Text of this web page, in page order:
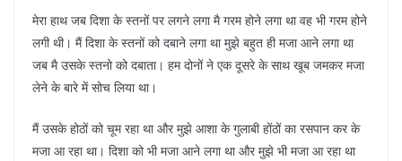
मेरा हाथ जब दिशा के स्तनों पर लगने लगा मै गरम होने लगा था वह भी गरम होने
लगी थी। मैं दिशा के स्तनों को दबाने लगा था मुझे बहुत ही मजा आने लगा था
जब मै उसके स्तनो को दबाता। हम दोनों ने एक दूसरे के साथ खूब जमकर मजा
लेने के बारे में सोच लिया था।
मैं उसके होठों को चूम रहा था और मुझे आशा के गुलाबी होंठों का रसपान कर के
मजा आ रहा था। दिशा को भी मजा आने लगा था और मुझे भी मजा आ रहा था